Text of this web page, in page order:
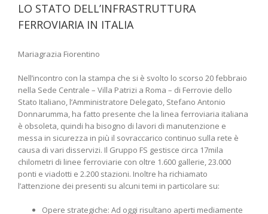
LO STATO DELL’INFRASTRUTTURA
FERROVIARIA IN ITALIA
Mariagrazia Fiorentino
Nell’incontro con la stampa che si è svolto lo scorso 20 febbraio
nella Sede Centrale – Villa Patrizi a Roma – di Ferrovie dello
Stato Italiano, l’Amministratore Delegato, Stefano Antonio
Donnarumma, ha fatto presente che la linea ferroviaria italiana
è obsoleta, quindi ha bisogno di lavori di manutenzione e
messa in sicurezza in più il sovraccarico continuo sulla rete è
causa di vari disservizi. Il Gruppo FS gestisce circa 17mila
chilometri di linee ferroviarie con oltre 1.600 gallerie, 23.000
ponti e viadotti e 2.200 stazioni. Inoltre ha richiamato
l’attenzione dei presenti su alcuni temi in particolare su:
Opere strategiche: Ad oggi risultano aperti mediamente